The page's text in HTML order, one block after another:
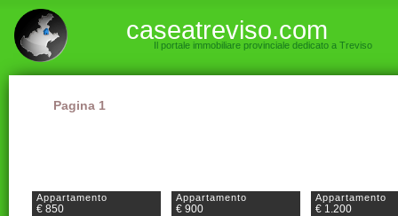
caseatreviso.com
Il portale immobiliare provinciale dedicato a Treviso
Pagina 1
Appartamento
€ 850
Appartamento
€ 900
Appartamento
€ 1.200